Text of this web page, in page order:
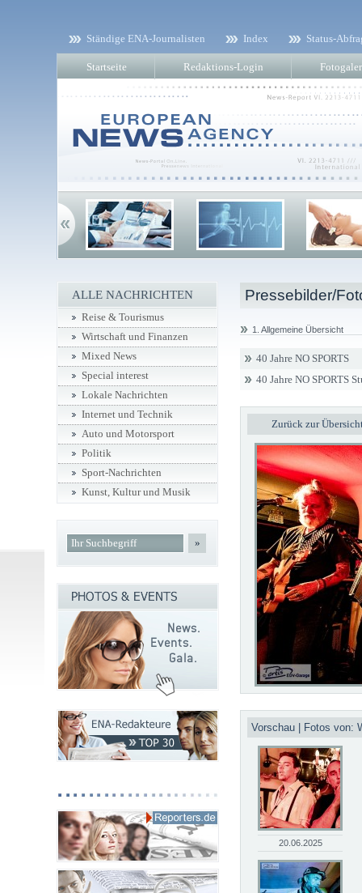
Ständige ENA-Journalisten Index Status-
Startseite Redaktions-Login
Pressebilder/
1. Allgemeine Übersicht
40 Jahre NO SPORTS
40 Jahre NO SPORTS
Zurück zur
Vorschau | Fotos von:
20.06.2025
ALLE NACHRICHTEN
Reise & Tourismus
Wirtschaft und Finanzen
Mixed News
Special interest
Lokale Nachrichten
Internet und Technik
Auto und Motorsport
Politik
Sport-Nachrichten
Kunst, Kultur und Musik
»